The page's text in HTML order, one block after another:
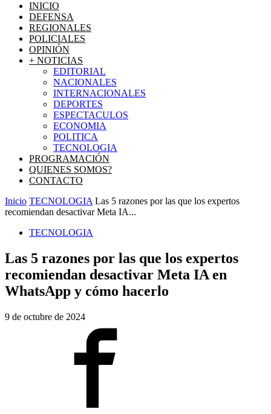
INICIO
DEFENSA
REGIONALES
POLICIALES
OPINIÓN
+ NOTICIAS
EDITORIAL
NACIONALES
INTERNACIONALES
DEPORTES
ESPECTACULOS
ECONOMIA
POLITICA
TECNOLOGIA
PROGRAMACIÓN
QUIENES SOMOS?
CONTACTO
Inicio TECNOLOGIA Las 5 razones por las que los expertos
recomiendan desactivar Meta IA...
TECNOLOGIA
Las 5 razones por las que los expertos
recomiendan desactivar Meta IA en
WhatsApp y cómo hacerlo
9 de octubre de 2024